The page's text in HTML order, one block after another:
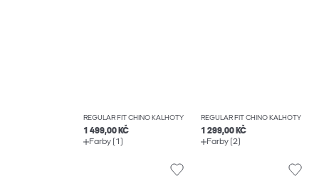
REGULAR FIT CHINO KALHOTY
1 499,00 KČ
Farby (1)
REGULAR FIT CHINO KALHOTY
1 299,00 KČ
Farby (2)